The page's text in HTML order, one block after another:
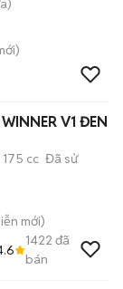
V1 ĐEN
175 cc Đã sử
mới)
1422 đã
bán